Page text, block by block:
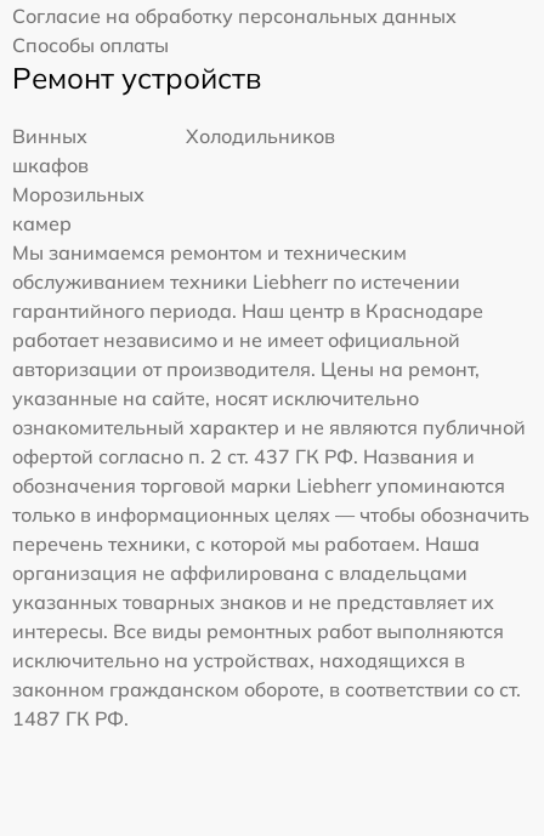
Согласие на обработку персональных данных
Способы оплаты
Ремонт устройств
Винных
шкафов
Холодильников
Морозильных
камер
Мы занимаемся ремонтом и техническим
обслуживанием техники Liebherr по истечении
гарантийного периода. Наш центр в Краснодаре
работает независимо и не имеет официальной
авторизации от производителя. Цены на ремонт,
указанные на сайте, носят исключительно
ознакомительный характер и не являются публичной
офертой согласно п. 2 ст. 437 ГК РФ. Названия и
обозначения торговой марки Liebherr упоминаются
только в информационных целях — чтобы обозначить
перечень техники, с которой мы работаем. Наша
организация не аффилирована с владельцами
указанных товарных знаков и не представляет их
интересы. Все виды ремонтных работ выполняются
исключительно на устройствах, находящихся в
законном гражданском обороте, в соответствии со ст.
1487 ГК РФ.